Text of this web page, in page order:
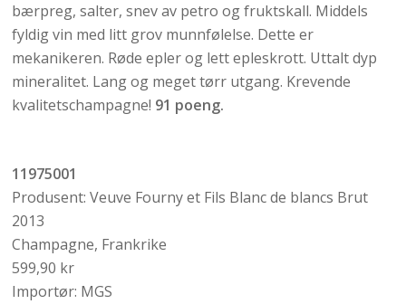
bærpreg, salter, snev av petro og fruktskall. Middels
fyldig vin med litt grov munnfølelse. Dette er
mekanikeren. Røde epler og lett epleskrott. Uttalt dyp
mineralitet. Lang og meget tørr utgang. Krevende
kvalitetschampagne! 91 poeng.
11975001
Produsent: Veuve Fourny et Fils Blanc de blancs Brut
2013
Champagne, Frankrike
599,90 kr
Importør: MGS